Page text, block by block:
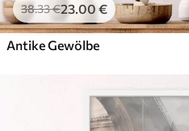
38.33€23.00 €
Antike Gewölbe